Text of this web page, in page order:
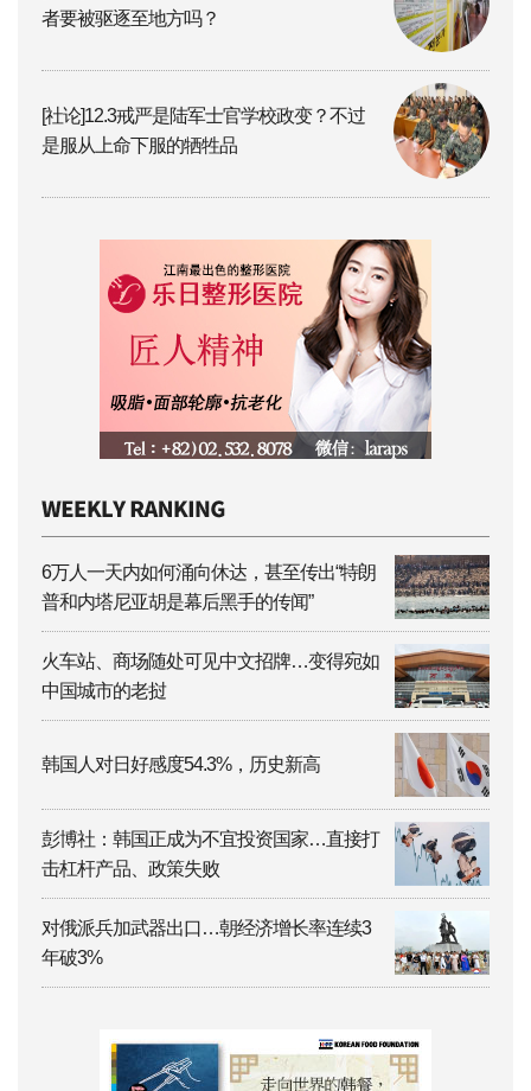
者要被驱逐至地方吗？
[社论]12.3戒严是陆军士官学校政变？不过
是服从上命下服的牺牲品
6万人一天内如何涌向休达，甚至传出“特朗
普和内塔尼亚胡是幕后黑手的传闻”
火车站、商场随处可见中文招牌…变得宛如
中国城市的老挝
韩国人对日好感度54.3%，历史新高
彭博社：韩国正成为不宜投资国家…直接打
击杠杆产品、政策失败
对俄派兵加武器出口…朝经济增长率连续3
年破3%